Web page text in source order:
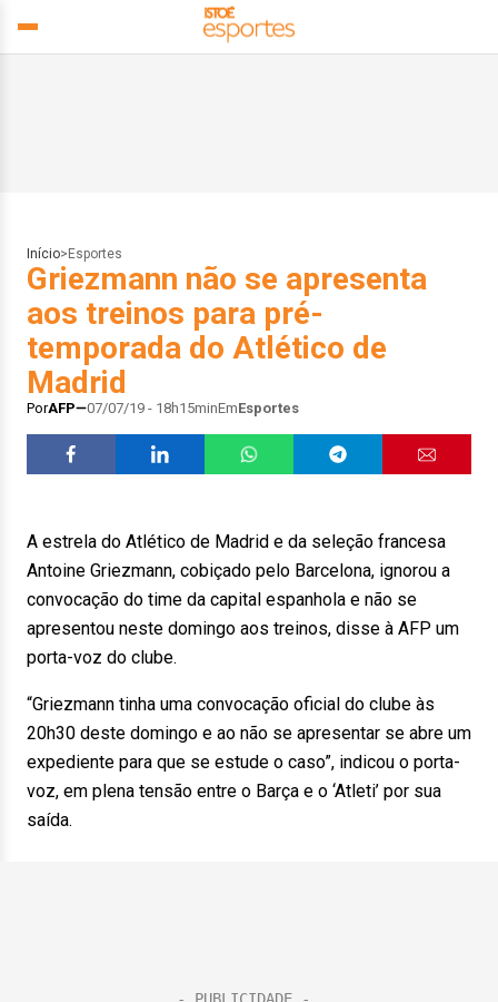
Início> Esportes
Griezmann não se apresenta
aos treinos para pré-
temporada do Atlético de
Madrid
PorAFP 07/07/19 - 18h15minEmEsportes
A estrela do Atlético de Madrid e da seleção francesa
Antoine Griezmann, cobiçado pelo Barcelona, ignorou a
convocação do time da capital espanhola e não se
apresentou neste domingo aos treinos, disse à AFP um
porta-voz do clube.
“Griezmann tinha uma convocação oficial do clube às
20h30 deste domingo e ao não se apresentar se abre um
expediente para que se estude o caso”, indicou o porta-
voz, em plena tensão entre o Barça e o ‘Atleti’ por sua
saída.